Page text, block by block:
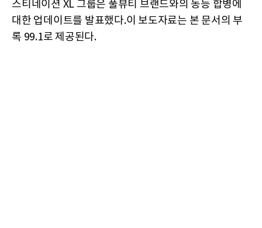
스티네이션 XL 그룹은 풀뷰티 브랜드와의 동등 합병에
대한 업데이트를 발표했다.이 보도자료는 본 문서의 부
록 99.1로 제공된다.